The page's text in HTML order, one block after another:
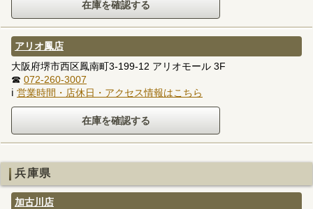
アリオ鳳店
大阪府堺市西区鳳南町3-199-12 アリオモール 3F
☎ 072-260-3007
ℹ 営業時間・店休日・アクセス情報はこちら
兵庫県
加古川店